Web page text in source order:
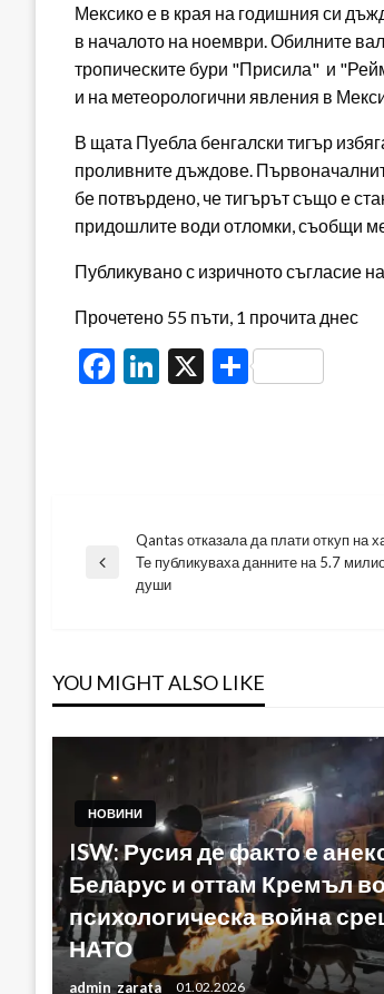
Мексико е в края на годишния си
в началото на ноември. Обилните
тропическите бури "Присила" и
и на метеорологични явления в
В щата Пуебла бенгалски тигър
проливните дъждове.
бе потвърдено, че тигърът също е
придошлите води отломки, съобщи
Публикувано с изричното съгласие
Прочетено 55 пъти, 1 прочита днес
Facebook
LinkedIn
X Share
Навигация
Previous
Qantas отказала да плати откуп на
Те публикуваха данните на 5.7
души
YOU MIGHT ALSO LIKE
НОВИНИ
ISW: Русия де факто е
Беларус и оттам Кремъл
психологическа война
НАТО
admin_zarata 01.02.2026